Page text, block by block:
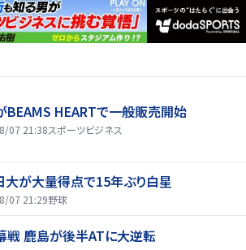
BEAMS HEARTで一般販売開始
07 21:38スポーツビジネス
大が大量得点で15年ぶり白星
07 21:29野球
戦 鹿島が後半ATに大逆転